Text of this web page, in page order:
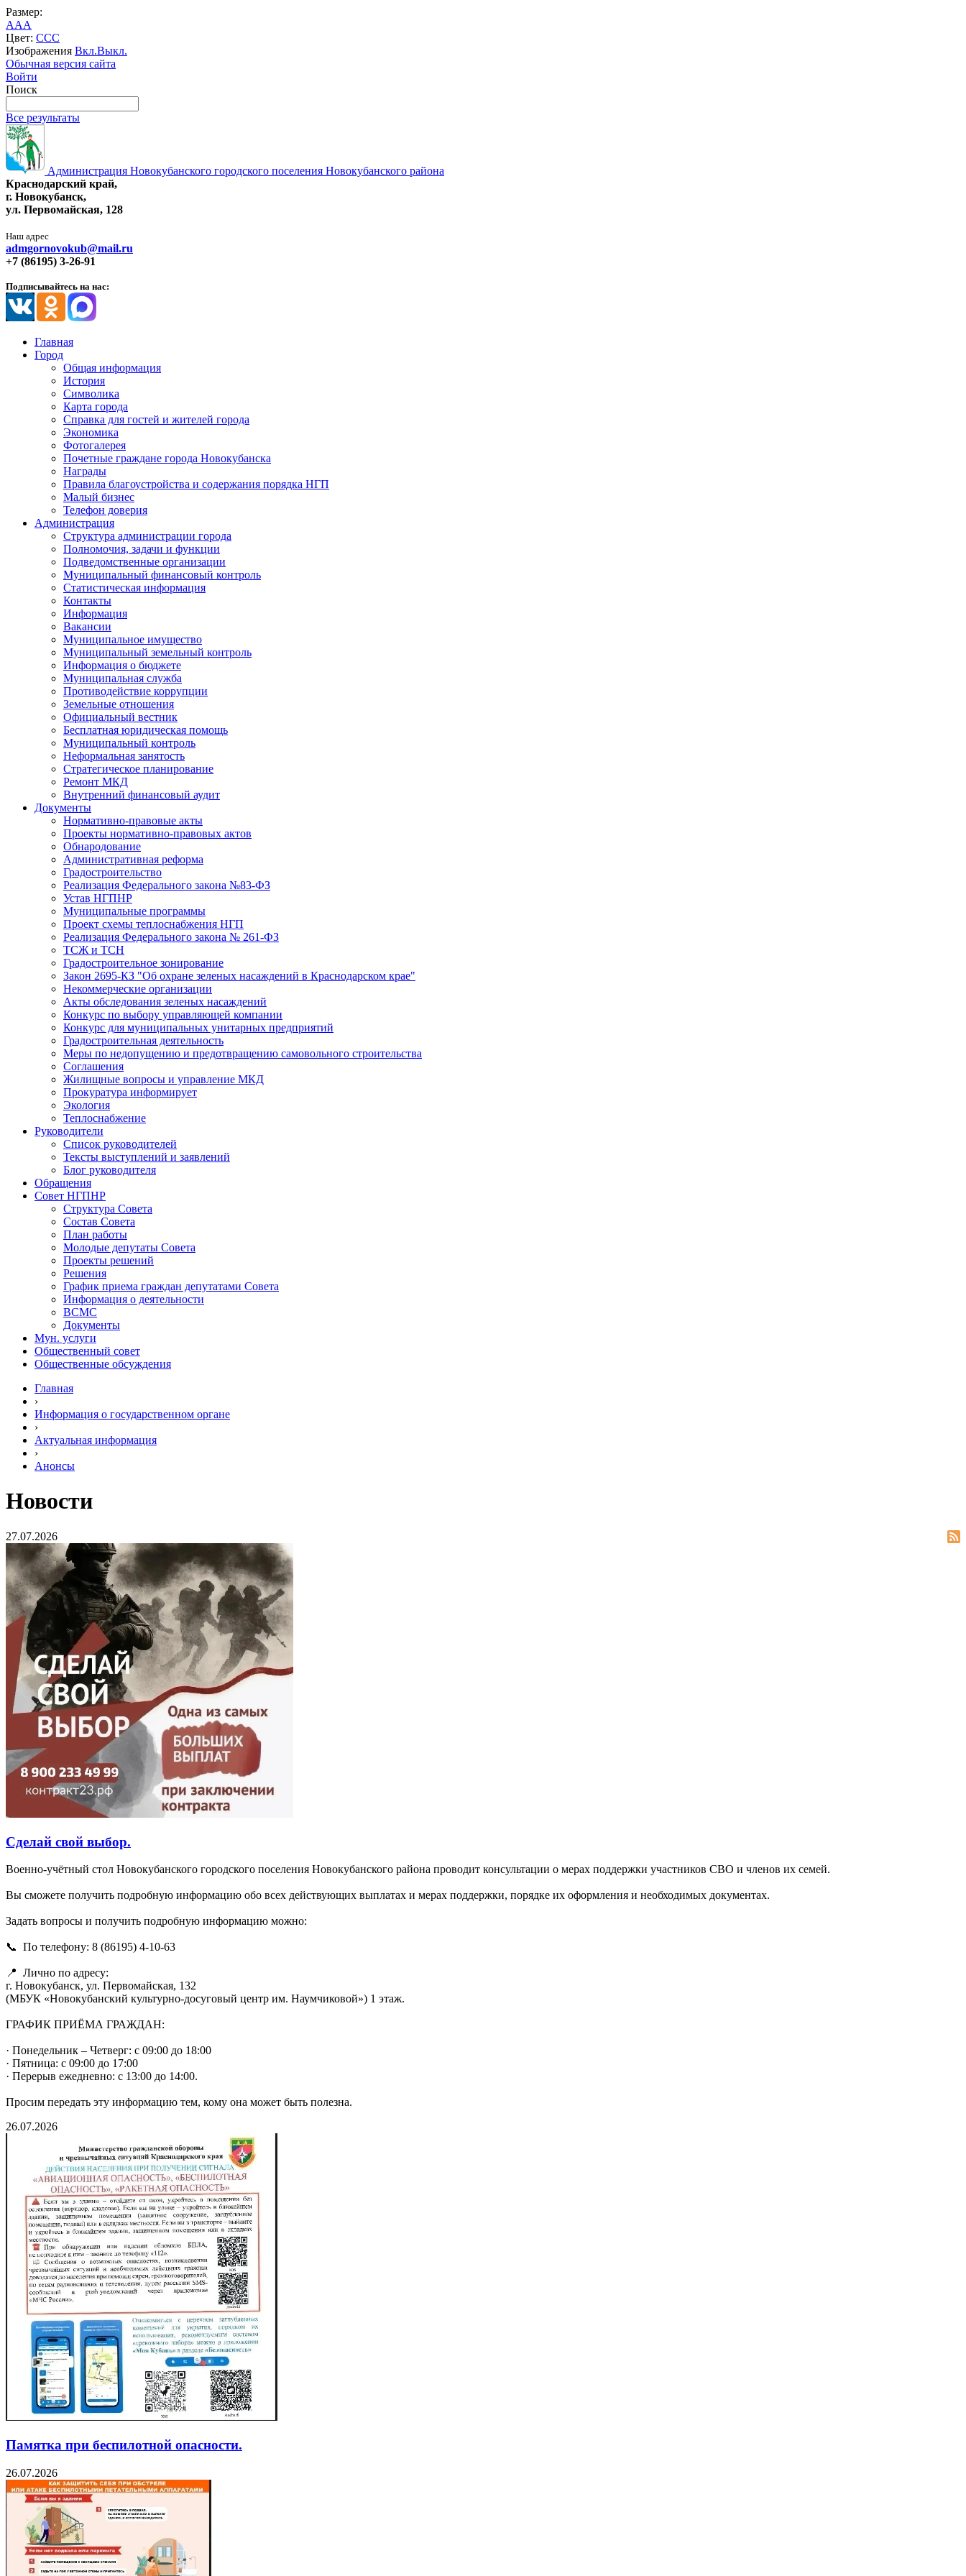
Размер:
AAA
Цвет: CCC
Изображения Вкл.Выкл.
Обычная версия сайта
Войти
Поиск
Все результаты
Администрация Новокубанского городского поселения Новокубанского района
Краснодарский край,
г. Новокубанск,
ул. Первомайская, 128
Наш адрес
admgornovokub@mail.ru
+7 (86195) 3-26-91
Подписывайтесь на нас:
Главная
Город
Общая информация
История
Символика
Карта города
Справка для гостей и жителей города
Экономика
Фотогалерея
Почетные граждане города Новокубанска
Награды
Правила благоустройства и содержания порядка НГП
Малый бизнес
Телефон доверия
Администрация
Структура администрации города
Полномочия, задачи и функции
Подведомственные организации
Муниципальный финансовый контроль
Статистическая информация
Контакты
Информация
Вакансии
Муниципальное имущество
Муниципальный земельный контроль
Информация о бюджете
Муниципальная служба
Противодействие коррупции
Земельные отношения
Официальный вестник
Бесплатная юридическая помощь
Муниципальный контроль
Неформальная занятость
Стратегическое планирование
Ремонт МКД
Внутренний финансовый аудит
Документы
Нормативно-правовые акты
Проекты нормативно-правовых актов
Обнародование
Административная реформа
Градостроительство
Реализация Федерального закона №83-ФЗ
Устав НГПНР
Муниципальные программы
Проект схемы теплоснабжения НГП
Реализация Федерального закона № 261-ФЗ
ТСЖ и ТСН
Градостроительное зонирование
Закон 2695-КЗ "Об охране зеленых насаждений в Краснодарском крае"
Некоммерческие организации
Акты обследования зеленых насаждений
Конкурс по выбору управляющей компании
Конкурс для муниципальных унитарных предприятий
Градостроительная деятельность
Меры по недопущению и предотвращению самовольного строительства
Соглашения
Жилищные вопросы и управление МКД
Прокуратура информирует
Экология
Теплоснабжение
Руководители
Список руководителей
Тексты выступлений и заявлений
Блог руководителя
Обращения
Совет НГПНР
Структура Совета
Состав Совета
План работы
Молодые депутаты Совета
Проекты решений
Решения
График приема граждан депутатами Совета
Информация о деятельности
ВСМС
Документы
Мун. услуги
Общественный совет
Общественные обсуждения
Главная
›
Информация о государственном органе
›
Актуальная информация
›
Анонсы
Новости
27.07.2026
Сделай свой выбор.
Военно-учётный стол Новокубанского городского поселения Новокубанского района проводит консультации о мерах поддержки участников СВО и членов их семей.
Вы сможете получить подробную информацию обо всех действующих выплатах и мерах поддержки, порядке их оформления и необходимых документах.
Задать вопросы и получить подробную информацию можно:
📞 По телефону: 8 (86195) 4-10-63
📍 Лично по адресу:
г. Новокубанск, ул. Первомайская, 132
(МБУК «Новокубанский культурно-досуговый центр им. Наумчиковой») 1 этаж.
ГРАФИК ПРИЁМА ГРАЖДАН:
· Понедельник – Четверг: с 09:00 до 18:00
· Пятница: с 09:00 до 17:00
· Перерыв ежедневно: с 13:00 до 14:00.
Просим передать эту информацию тем, кому она может быть полезна.
26.07.2026
Памятка при беспилотной опасности.
26.07.2026